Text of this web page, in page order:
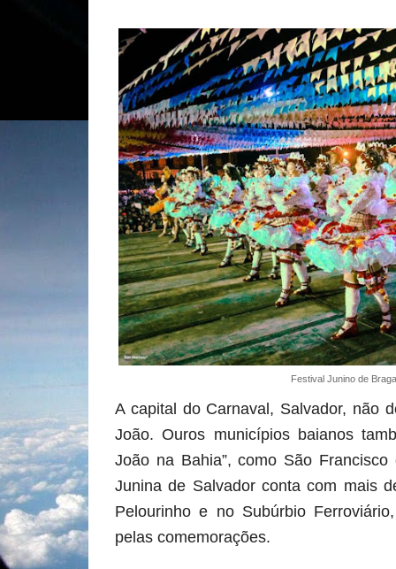
Festival Junino de
A capital do Carnaval, Salvador, não
João. Ouros municípios baianos
João na Bahia”, como São
Junina de Salvador conta com mais
Pelourinho e no Subúrbio
pelas comemorações.